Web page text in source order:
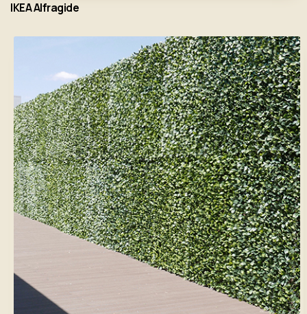
IKEA Alfragide